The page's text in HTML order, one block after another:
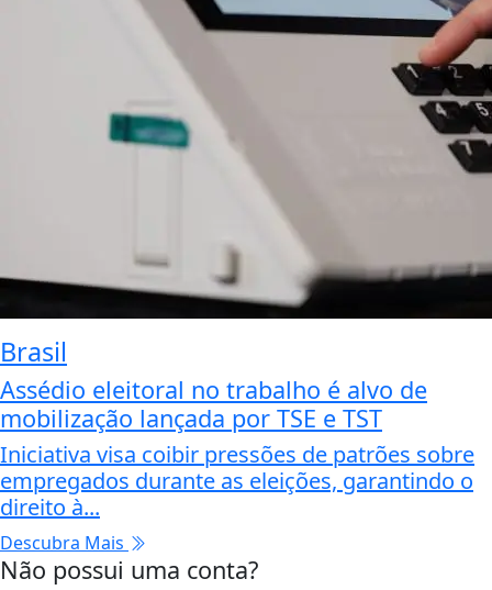
Brasil
Assédio eleitoral no trabalho é alvo de
mobilização lançada por TSE e TST
Iniciativa visa coibir pressões de patrões sobre
empregados durante as eleições, garantindo o
direito à...
Descubra Mais
Não possui uma conta?